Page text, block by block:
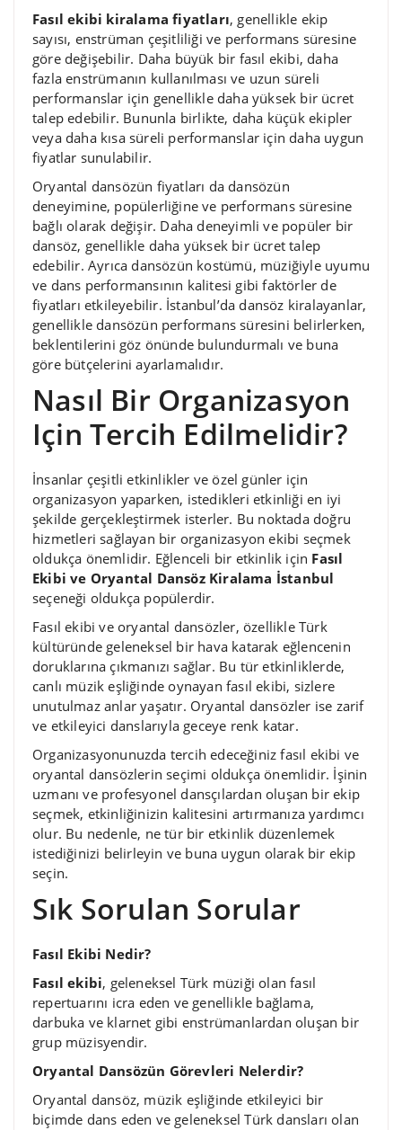
Fasıl ekibi kiralama fiyatları, genellikle ekip
sayısı, enstrüman çeşitliliği ve performans süresine
göre değişebilir. Daha büyük bir fasıl ekibi, daha
fazla enstrümanın kullanılması ve uzun süreli
performanslar için genellikle daha yüksek bir ücret
talep edebilir. Bununla birlikte, daha küçük ekipler
veya daha kısa süreli performanslar için daha uygun
fiyatlar sunulabilir.
Oryantal dansözün fiyatları da dansözün
deneyimine, popülerliğine ve performans süresine
bağlı olarak değişir. Daha deneyimli ve popüler bir
dansöz, genellikle daha yüksek bir ücret talep
edebilir. Ayrıca dansözün kostümü, müziğiyle uyumu
ve dans performansının kalitesi gibi faktörler de
fiyatları etkileyebilir. İstanbul’da dansöz kiralayanlar,
genellikle dansözün performans süresini belirlerken,
beklentilerini göz önünde bulundurmalı ve buna
göre bütçelerini ayarlamalıdır.
Nasıl Bir Organizasyon
Için Tercih Edilmelidir?
İnsanlar çeşitli etkinlikler ve özel günler için
organizasyon yaparken, istedikleri etkinliği en iyi
şekilde gerçekleştirmek isterler. Bu noktada doğru
hizmetleri sağlayan bir organizasyon ekibi seçmek
oldukça önemlidir. Eğlenceli bir etkinlik için Fasıl
Ekibi ve Oryantal Dansöz Kiralama İstanbul
seçeneği oldukça popülerdir.
Fasıl ekibi ve oryantal dansözler, özellikle Türk
kültüründe geleneksel bir hava katarak eğlencenin
doruklarına çıkmanızı sağlar. Bu tür etkinliklerde,
canlı müzik eşliğinde oynayan fasıl ekibi, sizlere
unutulmaz anlar yaşatır. Oryantal dansözler ise zarif
ve etkileyici danslarıyla geceye renk katar.
Organizasyonunuzda tercih edeceğiniz fasıl ekibi ve
oryantal dansözlerin seçimi oldukça önemlidir. İşinin
uzmanı ve profesyonel dansçılardan oluşan bir ekip
seçmek, etkinliğinizin kalitesini artırmanıza yardımcı
olur. Bu nedenle, ne tür bir etkinlik düzenlemek
istediğinizi belirleyin ve buna uygun olarak bir ekip
seçin.
Sık Sorulan Sorular
Fasıl Ekibi Nedir?
Fasıl ekibi, geleneksel Türk müziği olan fasıl
repertuarını icra eden ve genellikle bağlama,
darbuka ve klarnet gibi enstrümanlardan oluşan bir
grup müzisyendir.
Oryantal Dansözün Görevleri Nelerdir?
Oryantal dansöz, müzik eşliğinde etkileyici bir
biçimde dans eden ve geleneksel Türk dansları olan